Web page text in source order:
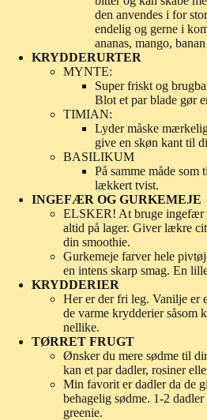
den anvendes i for
endelig og gerne i
ananas, mango,
KRYDDERURTER
MYNTE:
Super friskt og
Blot et par blade gør
TIMIAN:
Lyder måske
give en skøn kant til
BASILIKUM
På samme måde
lækkert tvist.
INGEFÆR OG GURKEMEJE
ELSKER! At bruge ingefær
altid på lager. Giver lækre
din smoothie.
Gurkemeje farver hele
en intens skarp smag. En
KRYDDERIER
Her er der fri leg. Vanilje er
de varme krydderier såsom
nellike.
TØRRET FRUGT
Ønsker du mere sødme til
kan et par dadler, rosiner
Min favorit er dadler da de
behagelig sødme. 1-2
greenie.